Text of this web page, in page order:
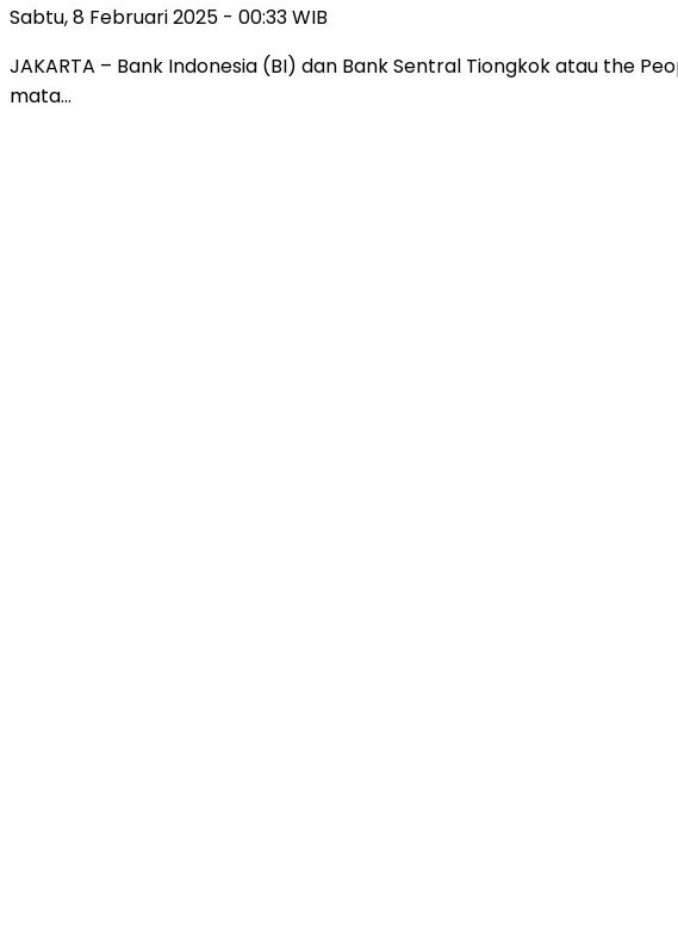
Sabtu, 8 Februari 2025 - 00:33 WIB
JAKARTA – Bank Indonesia (BI) dan Bank Sentral Tiongkok atau the
mata…